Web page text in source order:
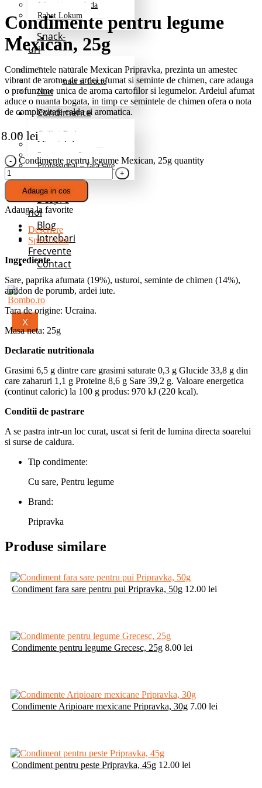
Jeleuri/marmelada
Rahat Lokum
Snack-
uri
Fructe deshidratate
Mix de nuci si fructe
Nuci
Condimente
Grill si Barbeque
Mixuri de baza
Pentru cartofi
Professional – fara sare
Promotii
Despre
noi
Blog
Intrebari
Frecvente
Contact
X
Condimente pentru legume
Mexican, 25g
Condimentele naturale Mexican Pripravka, prezinta un amestec
vibrant de arome de ardei afumat si seminte de chimen, care adauga
o profunzime unica de aroma cartofilor si legumelor. Ardeiul afumat
aduce o nuanta bogata, in timp ce semintele de chimen ofera o nota
de complexitate calda si aromatica.
8.00 lei
Condimente pentru legume Mexican, 25g quantity
Adauga in cos
Adauga la favorite
Descriere
Specificatii
Ingrediente
Sare, paprika afumata (19%), usturoi, seminte de chimen (14%),
amidon de porumb, ardei iute.
Tara de origine: Ucraina.
Masa neta: 25g
Declaratie nutritionala
Grasimi 6,5 g dintre care grasimi saturate 0,3 g Glucide 33,8 g din
care zaharuri 1,1 g Proteine 8,6 g Sare 39,2 g. Valoare energetica
(continut caloric) la 100 g produs: 970 kJ (220 kcal).
Conditii de pastrare
A se pastra intr-un loc curat, uscat si ferit de lumina directa soarelui
si surse de caldura.
Tip condimente:
Cu sare, Pentru legume
Brand:
Pripravka
Produse similare
Condiment fara sare pentru pui Pripravka, 50g 12.00 lei
Condimente pentru legume Grecesc, 25g 8.00 lei
Condimente Aripioare mexicane Pripravka, 30g 7.00 lei
Condiment pentru peste Pripravka, 45g 12.00 lei